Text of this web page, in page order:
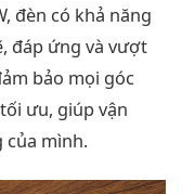
đèn có khả năng
đáp ứng và vượt
bảo mọi góc
ưu, giúp vận
của mình.